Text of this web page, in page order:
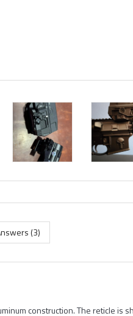
(3)
construction. The reticle is